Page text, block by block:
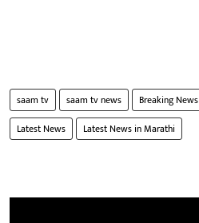
saam tv saam tv news Breaking News
Latest News
Latest News in Marathi